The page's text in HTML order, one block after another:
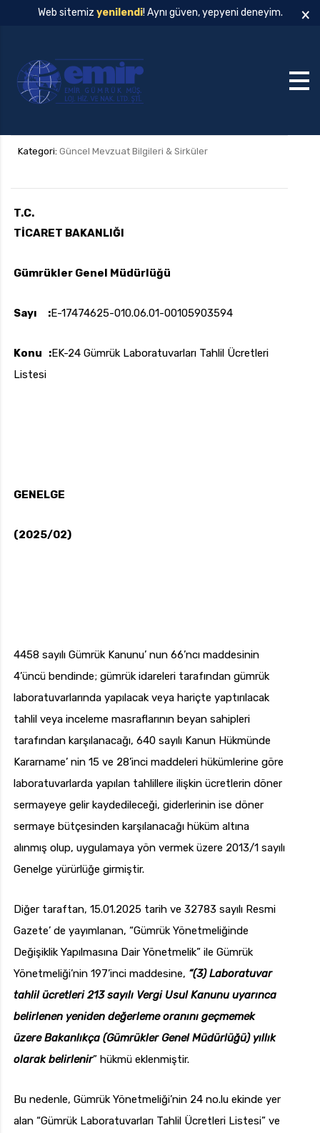
Web sitemiz yenilendi! Aynı güven, yepyeni deneyim. ×
Kategori: Güncel Mevzuat Bilgileri & Sirküler
T.C.
TİCARET BAKANLIĞI
Gümrükler Genel Müdürlüğü
Sayı :E-17474625-010.06.01-00105903594
Konu :EK-24 Gümrük Laboratuvarları Tahlil Ücretleri
Listesi
GENELGE
(2025/02)
4458 sayılı Gümrük Kanunu’ nun 66’ncı maddesinin
4’üncü bendinde; gümrük idareleri tarafından gümrük
laboratuvarlarında yapılacak veya hariçte yaptırılacak
tahlil veya inceleme masraflarının beyan sahipleri
tarafından karşılanacağı, 640 sayılı Kanun Hükmünde
Kararname’ nin 15 ve 28’inci maddeleri hükümlerine göre
laboratuvarlarda yapılan tahlillere ilişkin ücretlerin döner
sermayeye gelir kaydedileceği, giderlerinin ise döner
sermaye bütçesinden karşılanacağı hüküm altına
alınmış olup, uygulamaya yön vermek üzere 2013/1 sayılı
Genelge yürürlüğe girmiştir.
Diğer taraftan, 15.01.2025 tarih ve 32783 sayılı Resmi
Gazete’ de yayımlanan, “Gümrük Yönetmeliğinde
Değişiklik Yapılmasına Dair Yönetmelik” ile Gümrük
Yönetmeliği’nin 197’inci maddesine, “(3) Laboratuvar
tahlil ücretleri 213 sayılı Vergi Usul Kanunu uyarınca
belirlenen yeniden değerleme oranını geçmemek
üzere Bakanlıkça (Gümrükler Genel Müdürlüğü) yıllık
olarak belirlenir” hükmü eklenmiştir.
Bu nedenle, Gümrük Yönetmeliği’nin 24 no.lu ekinde yer
alan “Gümrük Laboratuvarları Tahlil Ücretleri Listesi” ve